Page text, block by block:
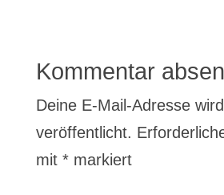
Kommentar
Deine E-Mail-Adresse
veröffentlicht.
mit *markiert